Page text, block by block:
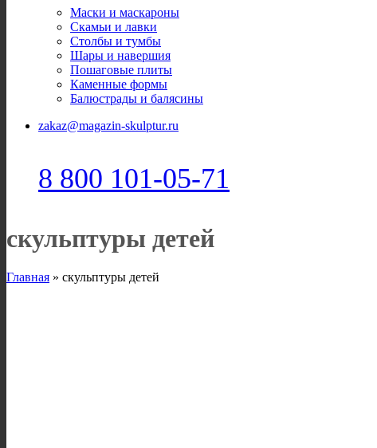
Маски и маскароны
Скамьи и лавки
Столбы и тумбы
Шары и навершия
Пошаговые плиты
Каменные формы
Балюстрады и балясины
zakaz@magazin-skulptur.ru
8 800 101-05-71
скульптуры детей
Главная » скульптуры детей